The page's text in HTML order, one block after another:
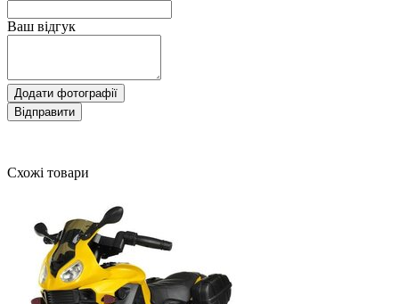
Ваш відгук
Додати фотографії
Відправити
Схожі товари